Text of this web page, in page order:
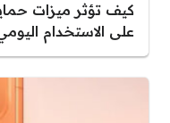
كيف تؤثر ميزات
على الاستخدام